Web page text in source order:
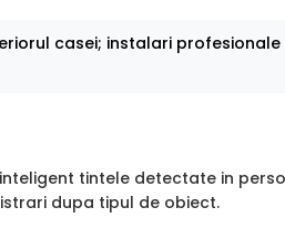
casei; instalari profesionale
tintele detectate in
dupa tipul de obiect.